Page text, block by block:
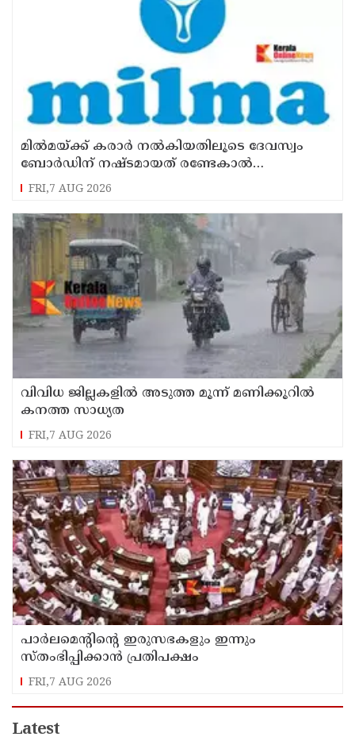
മില്‍മയ്ക്ക് കരാര്‍ നല്‍കിയതിലൂടെ ദേവസ്വം
ബോര്‍ഡിന് നഷ്ടമായത് രണ്ടേകാല്‍
കോടിയിലധികം രൂപ
FRI,7 AUG 2026
വിവിധ ജില്ലകളില്‍ അടുത്ത മൂന്ന് മണിക്കൂറില്‍
കനത്ത സാധ്യത
FRI,7 AUG 2026
പാര്‍ലമെന്റിന്റെ ഇരുസഭകളും ഇന്നും
സ്തംഭിപ്പിക്കാന്‍ പ്രതിപക്ഷം
FRI,7 AUG 2026
Latest